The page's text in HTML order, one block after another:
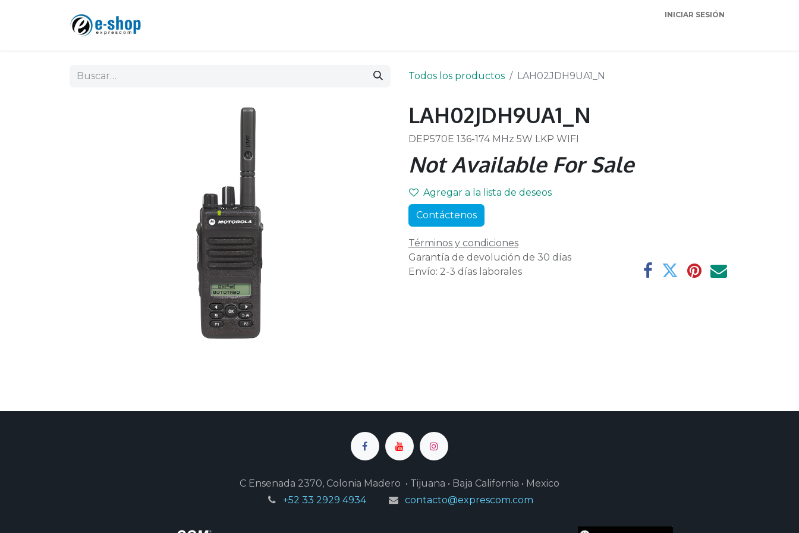
INICIAR SESIÓN
Todos los productos LAH02JDH9UA1_N
LAH02JDH9UA1_N
DEP570E 136-174 MHz 5W LKP WIFI
Not Available For Sale
Agregar a la lista de deseos
Contáctenos
Términos y condiciones
Garantía de devolución de 30 días
Envío: 2-3 días laborales
C Ensenada 2370, Colonia Madero • Tijuana • Baja California • Mexico
+52 33 2929 4934
contacto@exprescom.com